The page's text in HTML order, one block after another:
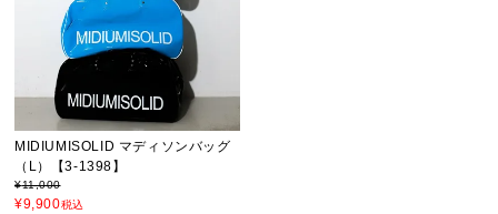
MIDIUMISOLID マディソンバッグ
（L）【3-1398】
¥11,000
¥9,900税込